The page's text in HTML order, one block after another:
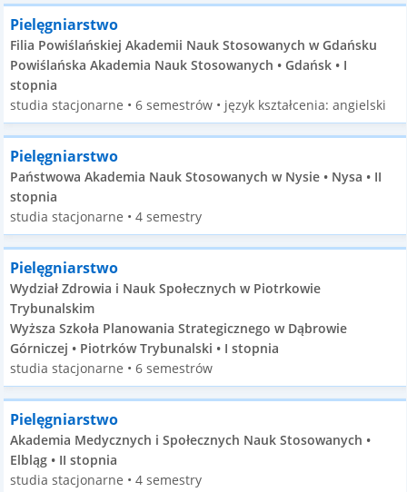
Pielęgniarstwo
Filia Powiślańskiej Akademii Nauk Stosowanych w Gdańsku
Powiślańska Akademia Nauk Stosowanych • Gdańsk • I
stopnia
studia stacjonarne • 6 semestrów • język kształcenia: angielski
Pielęgniarstwo
Państwowa Akademia Nauk Stosowanych w Nysie • Nysa • II
stopnia
studia stacjonarne • 4 semestry
Pielęgniarstwo
Wydział Zdrowia i Nauk Społecznych w Piotrkowie
Trybunalskim
Wyższa Szkoła Planowania Strategicznego w Dąbrowie
Górniczej • Piotrków Trybunalski • I stopnia
studia stacjonarne • 6 semestrów
Pielęgniarstwo
Akademia Medycznych i Społecznych Nauk Stosowanych •
Elbląg • II stopnia
studia stacjonarne • 4 semestry